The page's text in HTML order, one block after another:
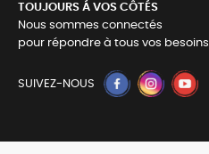
TOUJOURS Á VOS CÔTÉS
Nous sommes connectés
pour répondre à tous vos besoins
SUIVEZ-NOUS